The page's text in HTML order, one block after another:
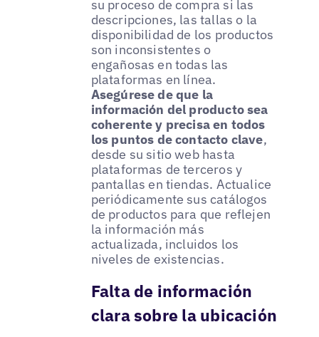
su proceso de compra si las
descripciones, las tallas o la
disponibilidad de los productos
son inconsistentes o
engañosas en todas las
plataformas en línea.
Asegúrese de que la
información del producto sea
coherente y precisa en todos
los puntos de contacto clave,
desde su sitio web hasta
plataformas de terceros y
pantallas en tiendas. Actualice
periódicamente sus catálogos
de productos para que reflejen
la información más
actualizada, incluidos los
niveles de existencias.
Falta de información
clara sobre la ubicación